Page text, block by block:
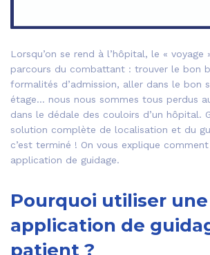
Lorsqu’on se rend à l’hôpital, le «
parcours du combattant : trouver le bon
formalités d’admission, aller dans le bon
étage… nous nous sommes tous perdus
dans le dédale des couloirs d’un hôpital.
solution complète de localisation et du
c’est terminé ! On vous explique
application de guidage.
Pourquoi utiliser une
application de
patient ?